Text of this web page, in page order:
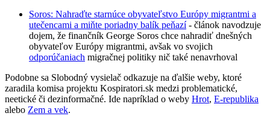
Soros: Nahraďte starnúce obyvateľstvo Európy migrantmi a
utečencami a miňte poriadny balík peňazí- článok navodzuje
dojem, že finančník George Soros chce nahradiť dnešných
obyvateľov Európy migrantmi, avšak vo svojich
odporúčaniach migračnej politiky nič také nenavrhoval
Podobne sa Slobodný vysielač odkazuje na ďalšie weby, ktoré
zaradila komisa projektu Kospiratori.sk medzi problematické,
neetické či dezinformačné. Ide napríklad o weby Hrot, E-republika
alebo Zem a vek.